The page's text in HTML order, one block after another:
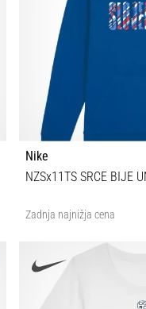
Nike
NZSx11TS SRCE BIJE
Zadnja najnižja cena
XXS XS